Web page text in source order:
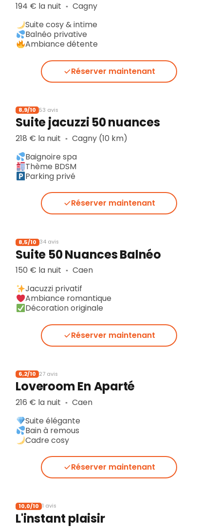
194 € la nuit ▪︎ Cagny
Suite cosy & intime
Balnéo privative
Ambiance détente
Réserver maintenant
8,9/10 53 avis
Suite jacuzzi 50 nuances
218 € la nuit ▪︎ Cagny (10 km)
Baignoire spa
Thème BDSM
Parking privé
Réserver maintenant
8,5/10 34 avis
Suite 50 Nuances Balnéo
150 € la nuit ▪︎ Caen
Jacuzzi privatif
Ambiance romantique
Décoration originale
Réserver maintenant
6,2/10 27 avis
Loveroom En Aparté
216 € la nuit ▪︎ Caen
Suite élégante
Bain à remous
Cadre cosy
Réserver maintenant
10,0/10 1 avis
L'instant plaisir